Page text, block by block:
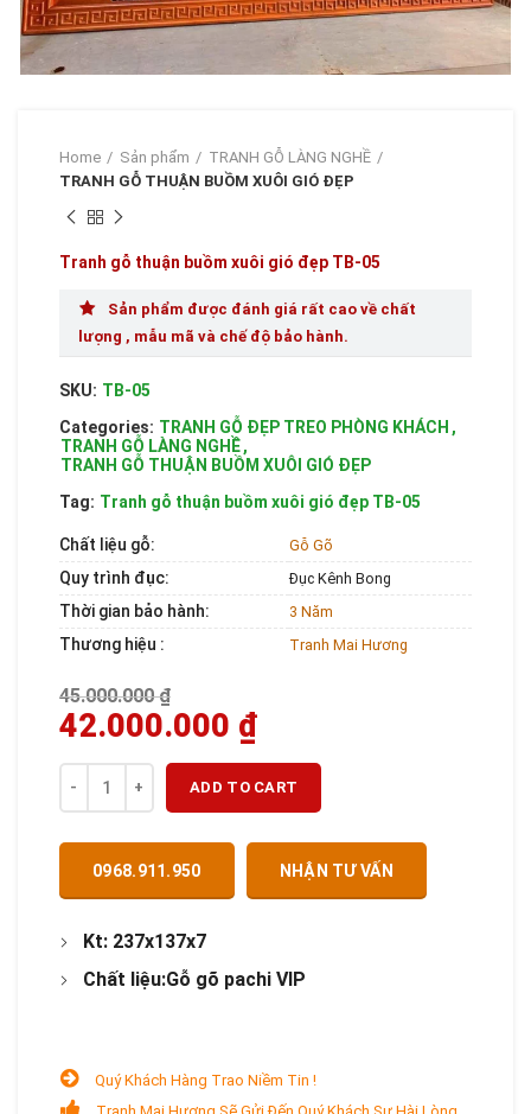
Home Sản phẩm
TRANH GỖ LÀNG NGHỀ
TRANH GỖ THUẬN BUỒM XUÔI GIÓ ĐẸP
Tranh gỗ thuận buồm xuôi gió đẹp TB-05
Sản phẩm được đánh giá rất cao về chất
lượng , mẫu mã và chế độ bảo hành.
SKU: TB-05
Categories: TRANH GỖ ĐẸP TREO PHÒNG KHÁCH ,
TRANH GỖ LÀNG NGHỀ,
TRANH GỖ THUẬN BUỒM XUÔI GIÓ ĐẸP
Tag: Tranh gỗ thuận buồm xuôi gió đẹp TB-05
Chất liệu gỗ: Gỗ Gõ
Quy trình đục: Đục Kênh Bong
Thời gian bảo hành: 3 Năm
Thương hiệu : Tranh Mai Hương
45.000.000₫
42.000.000 ₫
ADD TO CART
0968.911.950 NHẬN TƯ VẤN
Kt: 237x137x7
Chất liệu:Gỗ gõ pachi VIP
Quý Khách Hàng Trao Niềm Tin !
Tranh Mai Hương Sẽ Gửi Đến Quý Khách Sự Hài Lòng.